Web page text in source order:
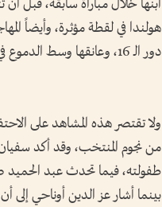
ابنها خلال مباراة سابقة، قبل
هولندا في لقطة مؤثرة، وأيضاً
دور الـ 16، وعانقها وسط الدموع في مشهد حقق انتشاراً كبيراً على مواقع التواصل الاجتماعي.
ولا تقتصر هذه المشاهد على
من نجوم المنتخب، وقد أكد
طفولته، فيما تحدث عبد
بينما أشار عز الدين أوناحي